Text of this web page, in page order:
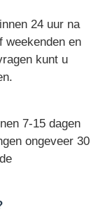
24 uur na
weekenden en
kunt u
7-15 dagen
ongeveer 30